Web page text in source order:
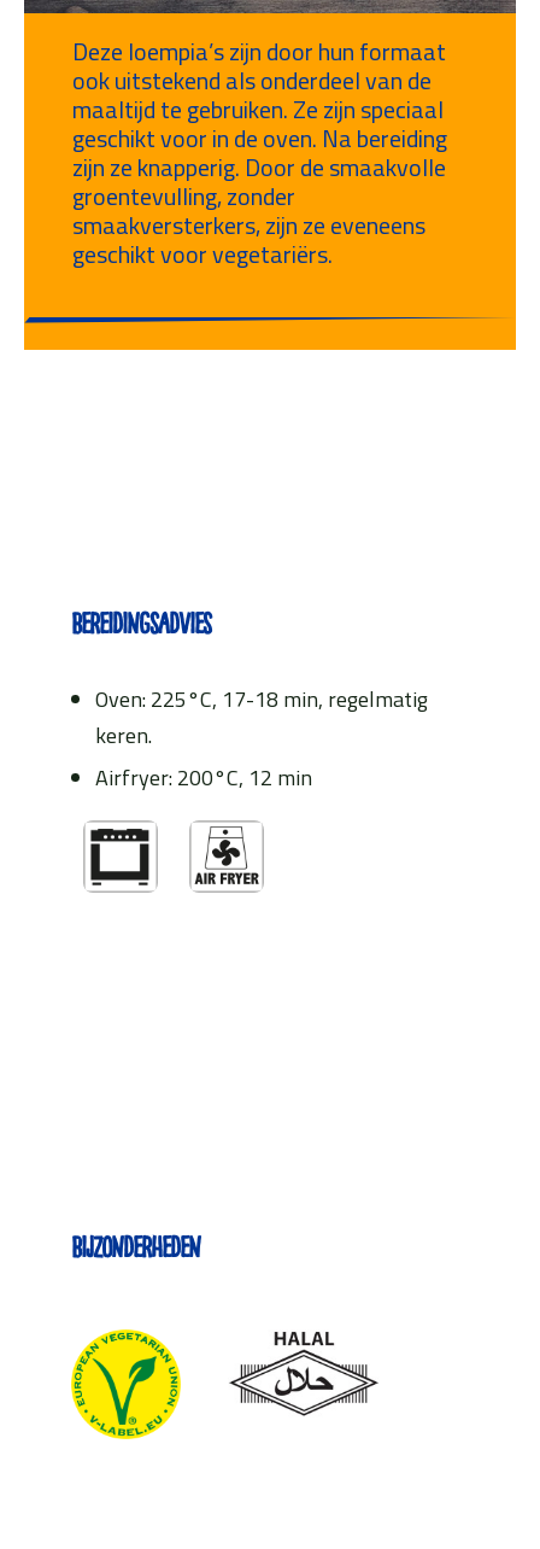
Deze loempia’s zijn door hun formaat
ook uitstekend als onderdeel van de
maaltijd te gebruiken. Ze zijn speciaal
geschikt voor in de oven. Na bereiding
zijn ze knapperig. Door de smaakvolle
groentevulling, zonder
smaakversterkers, zijn ze eveneens
geschikt voor vegetariërs.
Bereidingsadvies
Oven: 225°C, 17-18 min, regelmatig
keren.
Airfryer: 200°C, 12 min
Bijzonderheden